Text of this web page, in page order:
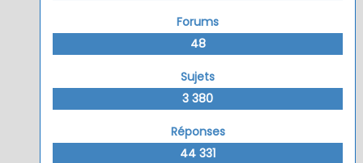
Forums
48
Sujets
3 380
Réponses
44 331